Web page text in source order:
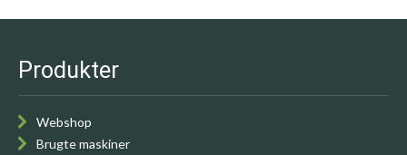
Produkter
Webshop
Brugte maskiner